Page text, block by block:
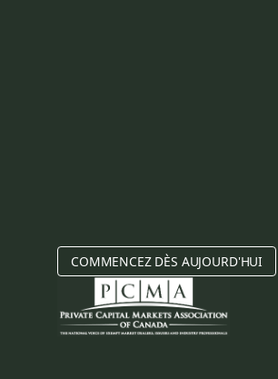
COMMENCEZ DÈS AUJOURD'HUI